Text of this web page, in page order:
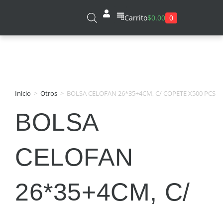
Carrito$0.00 0
Inicio > Otros > BOLSA CELOFAN 26*35+4CM, C/ COPETE X500 PCS
BOLSA
CELOFAN
26*35+4CM, C/